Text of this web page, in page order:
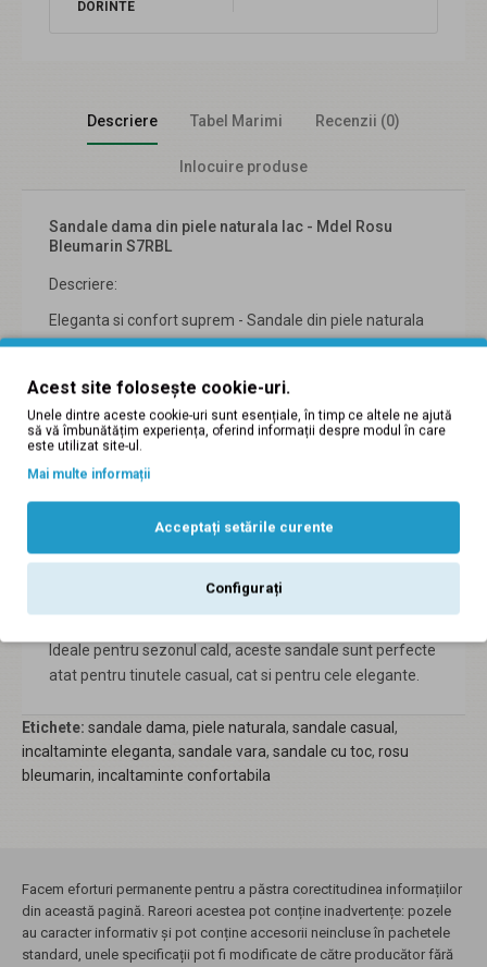
Acest site folosește cookie-uri.
Unele dintre aceste cookie-uri sunt esențiale, în timp ce altele ne ajută
să vă îmbunătățim experiența, oferind informații despre modul în care
este utilizat site-ul.
Mai multe informații
Acceptați setările curente
Configurați
DORINTE
Descriere Tabel Marimi Recenzii (0)
Inlocuire produse
Sandale dama din piele naturala lac - Mdel Rosu
Bleumarin S7RBL
Descriere:
Eleganta si confort suprem - Sandale din piele naturala
interior / exterior.
Model din piele naturala lacuita in doua culori, Rosu
Bleumarin S7RBL.
Aceste sandale imbina stilul modern cu lejeritatea
absoluta.
Design sofisticat, cu barete in combinatia vibranta de
rosu si bleumarin, adauga un plus de rafinament oricarei
tinute.
Tocul stabil si talpa confortabila asigura o purtare
placuta intreaga zi.
Ideale pentru sezonul cald, aceste sandale sunt perfecte
atat pentru tinutele casual, cat si pentru cele elegante.
Etichete: sandale dama, piele naturala, sandale casual,
incaltaminte eleganta, sandale vara, sandale cu toc, rosu
bleumarin, incaltaminte confortabila
Facem eforturi permanente pentru a păstra corectitudinea informațiilor
din această pagină. Rareori acestea pot conține inadvertențe: pozele
au caracter informativ și pot conține accesorii neincluse în pachetele
standard, unele specificații pot fi modificate de către producător fără